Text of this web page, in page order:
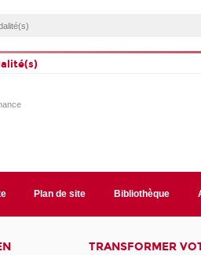
Plan de site Bibliothèque
TRANSFORMER